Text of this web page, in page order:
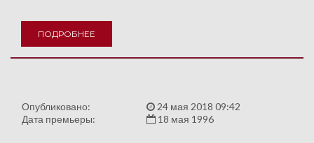
ПОДРОБНЕЕ
Опубликовано:
24 мая 2018 09:42
Дата премьеры:
18 мая 1996